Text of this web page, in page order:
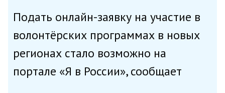
Подать онлайн-заявку на участие в
волонтёрских программах в новых
регионах стало возможно на
портале «Я в России», сообщает